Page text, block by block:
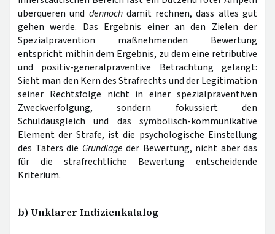
überqueren und dennochdamit rechnen, dass alles gut
gehen werde. Das Ergebnis einer an den Zielen der
Spezialprävention maßnehmenden Bewertung
entspricht mithin dem Ergebnis, zu dem eine retributive
und positiv-generalpräventive Betrachtung gelangt:
Sieht man den Kern des Strafrechts und der Legitimation
seiner Rechtsfolge nicht in einer spezialpräventiven
Zweckverfolgung, sondern fokussiert den
Schuldausgleich und das symbolisch-kommunikative
Element der Strafe, ist die psychologische Einstellung
des Täters die Grundlage der Bewertung, nicht aber das
für die strafrechtliche Bewertung entscheidende
Kriterium.
b) Unklarer Indizienkatalog